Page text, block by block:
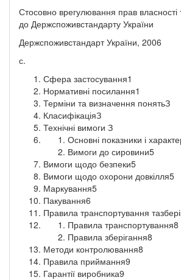
Стосовно врегулювання прав власності
до Держспоживстандарту України
Держспоживстандарт України, 2006
с.
Сфера застосування1
Нормативні посилання1
Терміни та визначення понятьЗ
КласифікаціяЗ
Технічні вимоги З
Основні показники і
Вимоги до сировини5
Вимоги щодо безпеки5
Вимоги щодо охорони довкілля5
Маркування5
Пакування6
Правила транспортування
Правила транспортування8
Правила зберігання8
Методи контролювання8
Правила приймання9
Гарантії виробника9